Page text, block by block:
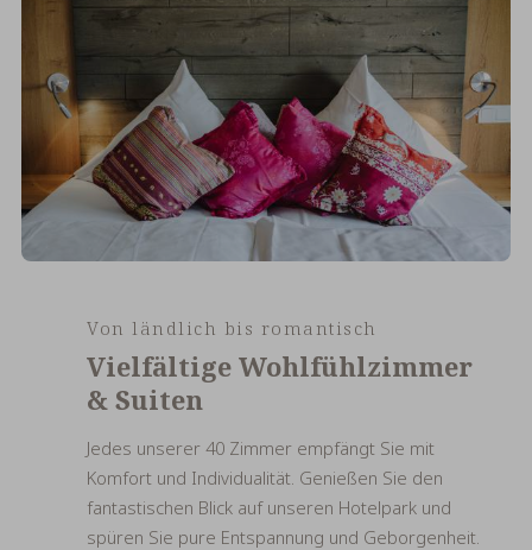
Von ländlich bis romantisch
Vielfältige Wohlfühlzimmer
& Suiten
Jedes unserer 40 Zimmer empfängt Sie mit
Komfort und Individualität. Genießen Sie den
fantastischen Blick auf unseren Hotelpark und
spüren Sie pure Entspannung und Geborgenheit.